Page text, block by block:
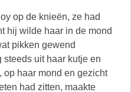
op de knieën, ze had
hij wilde haar in de mond
pikken gewend
uit haar kutje en
op haar mond en gezicht
had zitten, maakte